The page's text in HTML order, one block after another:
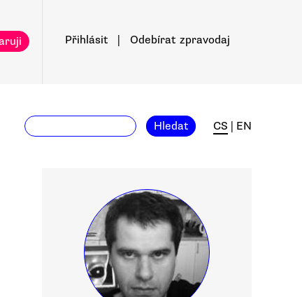
Přihlásit Odebírat zpravodaj
Hledat CS EN